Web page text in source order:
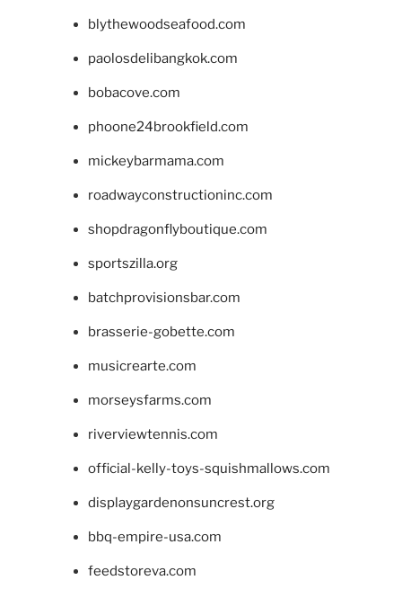
blythewoodseafood.com
paolosdelibangkok.com
bobacove.com
phoone24brookfield.com
mickeybarmama.com
roadwayconstructioninc.com
shopdragonflyboutique.com
sportszilla.org
batchprovisionsbar.com
brasserie-gobette.com
musicrearte.com
morseysfarms.com
riverviewtennis.com
official-kelly-toys-squishmallows.com
displaygardenonsuncrest.org
bbq-empire-usa.com
feedstoreva.com